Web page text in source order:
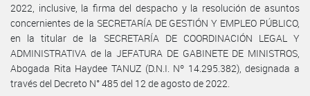
2022, inclusive, la firma del despacho y la resolución de asuntos
concernientes de la SECRETARÍA DE GESTIÓN Y EMPLEO PÚBLICO,
en la titular de la SECRETARÍA DE COORDINACIÓN LEGAL Y
ADMINISTRATIVA de la JEFATURA DE GABINETE DE MINISTROS,
Abogada Rita Haydee TANUZ (D.N.I. Nº 14.295.382), designada a
través del Decreto N° 485 del 12 de agosto de 2022.